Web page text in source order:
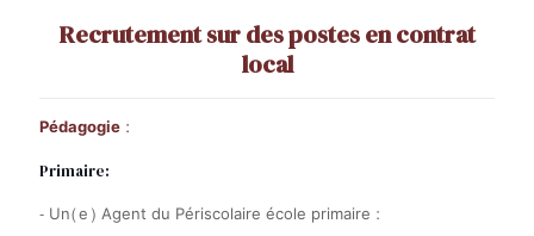
Recrutement sur des postes en contrat
local
Pédagogie :
Primaire:
- Un(e) Agent du Périscolaire école primaire :